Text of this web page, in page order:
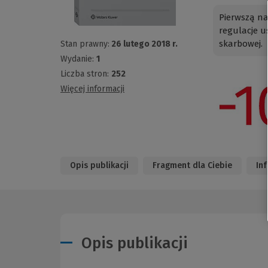
Stan prawny: 26 lutego 2018 r.
Wydanie: 1
Liczba stron: 252
Więcej informacji
Pierwszą
regulacje
skarbowej.
Opis publikacji Fragment dla Ciebie
Opis publikacji